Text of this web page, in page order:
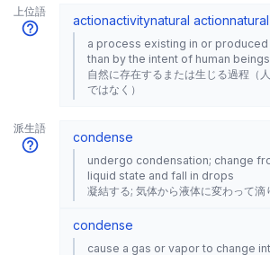
上位語
actionactivitynatural action
a process existing in or
than by the intent of human
自然に存在するまたは生じる過程（
ではなく）
派生語
condense
undergo condensation; change
liquid state and fall in drops
凝結する; 気体から液体に変わって滴
condense
cause a gas or vapor to change